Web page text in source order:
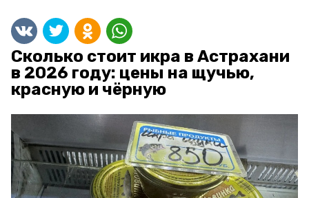
Сколько стоит икра в Астрахани
в 2026 году: цены на щучью,
красную и чёрную